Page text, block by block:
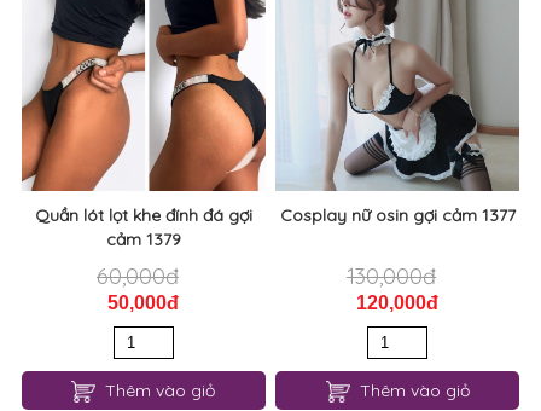
14, Quận 10 (cũ), phường Diên Hồng (mới), TPHCM
2. Vui lòng liên hệ:
0978357900
để được giải đáp và
hỗ trợ tư vấn.
3. Vui lòng kiểm tra kỹ hóa đơn, số tiền thừa trước khi
rời quầy thanh toán.
4. Mọi khiếu nại về thanh toán không được giải quyết
sau khi rời quầy thanh toán.
SẢN PHẨM LIÊN QUAN